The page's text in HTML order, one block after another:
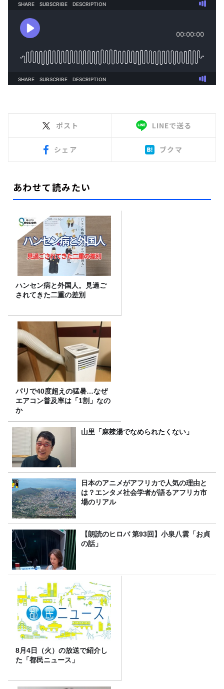
ポスト LINEで送る
シェア ブクマ
あわせて読みたい
ハンセン病と外国人。見過ご
されてきた二重の差別
パリで40度超えの猛暑…なぜ
エアコン普及率は「1割」なの
か
山里「麻辣湯でなめられたくない」
日本のアニメがアフリカで人気の理由と
は？エンタメ社会学者が語るアフリカ市
場のリアル
【朗読のヒロバ 第93回】小泉八雲「お貞
の話」
8月4日（火）の放送で紹介し
た「都民ニュース」